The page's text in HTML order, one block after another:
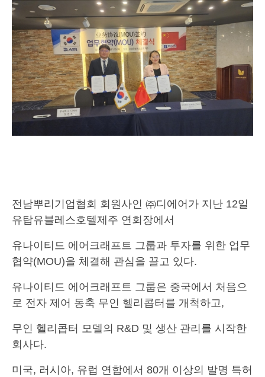
전남뿌리기업협회 회원사인 ㈜디에어가 지난 12일
유탑유블레스호텔제주 연회장에서
유나이티드 에어크래프트 그룹과 투자를 위한 업무
협약(MOU)을 체결해 관심을 끌고 있다.
유나이티드 에어크래프트 그룹은 중국에서 처음으
로 전자 제어 동축 무인 헬리콥터를 개척하고,
무인 헬리콥터 모델의 R&D 및 생산 관리를 시작한
회사다.
미국, 러시아, 유럽 연합에서 80개 이상의 발명 특허